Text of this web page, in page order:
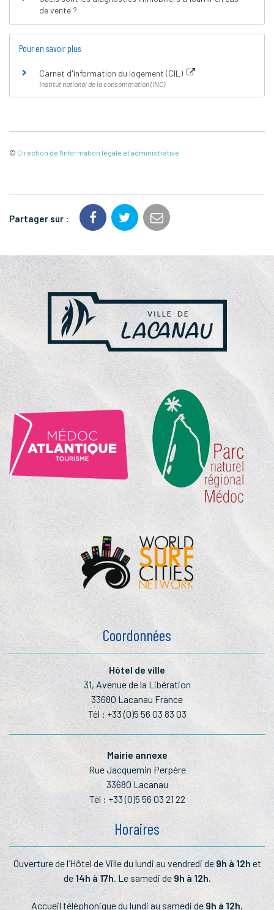
de vente ?
Pour en savoir plus
Carnet d'information du logement (CIL)
Institut national de la consommation (INC)
© Direction de l'information légale et administrative
Partager sur :
NOS
PARTENAIRES
Coordonnées
Hôtel de ville
31, Avenue de la Libération
33680 Lacanau France
Tél : +33 (0)5 56 03 83 03
Mairie annexe
Rue Jacquemin Perpère
33680 Lacanau
Tél : +33 (0)5 56 03 21 22
Horaires
Ouverture de l’Hôtel de Ville du lundi au vendredi de 9h à 12h et
de 14h à 17h . Le samedi de 9h à 12h.
Accueil téléphonique du lundi au samedi de9h à 12h.